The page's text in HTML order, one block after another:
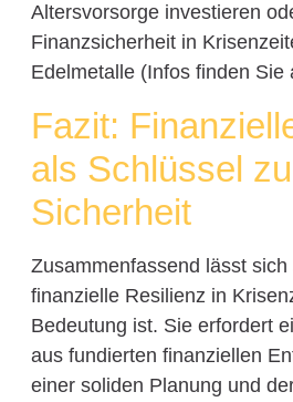
Altersvorsorge investieren
Finanzsicherheit in
Edelmetalle (Infos finden Sie
Fazit:
als Schlüssel
Sicherheit
Zusammenfassend lässt
finanzielle Resilienz in
Bedeutung ist. Sie erfordert
aus fundierten finanziellen
einer soliden Planung und